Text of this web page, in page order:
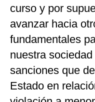
curso y por
avanzar hacia
fundamentales
nuestra
sanciones que
Estado en